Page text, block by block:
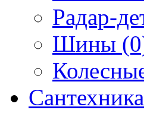
Радар-
Шины
Сантехника